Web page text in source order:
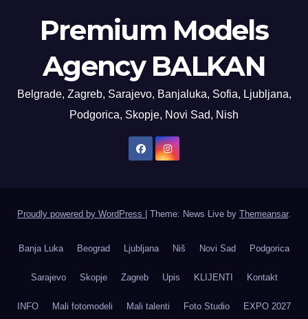
Premium Models
Agency BALKAN
Belgrade, Zagreb, Sarajevo, Banjaluka, Sofia, Ljubljana,
Podgorica, Skopje, Novi Sad, Nish
Proudly powered by WordPress Theme: News Live by Themeansar.
Banja Luka Beograd Ljubljana Niš Novi Sad Podgorica
Sarajevo Skopje Zagreb Upis KLIJENTI Kontakt
INFO Mali fotomodeli Mali talenti Foto Studio EXPO 2027